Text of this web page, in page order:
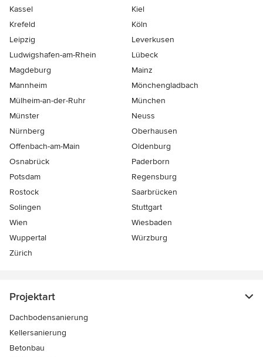
Kassel
Kiel
Krefeld
Köln
Leipzig
Leverkusen
Ludwigshafen-am-Rhein
Lübeck
Magdeburg
Mainz
Mannheim
Mönchen­gladbach
Mülheim-an-der-Ruhr
München
Münster
Neuss
Nürnberg
Oberhausen
Offenbach-am-Main
Oldenburg
Osnabrück
Paderborn
Potsdam
Regensburg
Rostock
Saarbrücken
Solingen
Stuttgart
Wien
Wiesbaden
Wuppertal
Würzburg
Zürich
Projektart
Dachbodensanierung
Kellersanierung
Betonbau